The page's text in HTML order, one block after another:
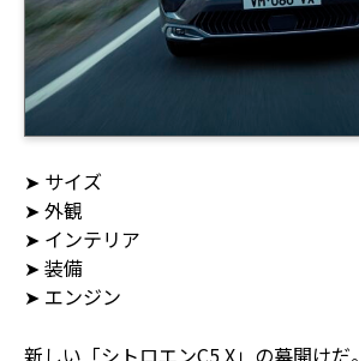
➤ サイズ
➤ 外観
➤ インテリア
➤ 装備
➤ エンジン
新しい「シトロエンC5 X」の幕開けだ。